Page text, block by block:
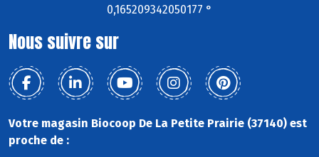
0,165209342050177 °
Nous suivre sur
Votre magasin Biocoop De La Petite Prairie (37140) est
proche de :